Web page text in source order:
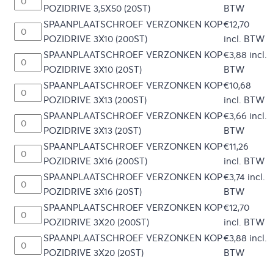
POZIDRIVE 3,5X50 (20ST)
BTW
SPAANPLAATSCHROEF VERZONKEN KOP
POZIDRIVE 3X10 (200ST)
€12,70
incl. BTW
SPAANPLAATSCHROEF VERZONKEN KOP
POZIDRIVE 3X10 (20ST)
€3,88 incl.
BTW
SPAANPLAATSCHROEF VERZONKEN KOP
POZIDRIVE 3X13 (200ST)
€10,68
incl. BTW
SPAANPLAATSCHROEF VERZONKEN KOP
POZIDRIVE 3X13 (20ST)
€3,66 incl.
BTW
SPAANPLAATSCHROEF VERZONKEN KOP
POZIDRIVE 3X16 (200ST)
€11,26
incl. BTW
SPAANPLAATSCHROEF VERZONKEN KOP
POZIDRIVE 3X16 (20ST)
€3,74 incl.
BTW
SPAANPLAATSCHROEF VERZONKEN KOP
POZIDRIVE 3X20 (200ST)
€12,70
incl. BTW
SPAANPLAATSCHROEF VERZONKEN KOP
POZIDRIVE 3X20 (20ST)
€3,88 incl.
BTW